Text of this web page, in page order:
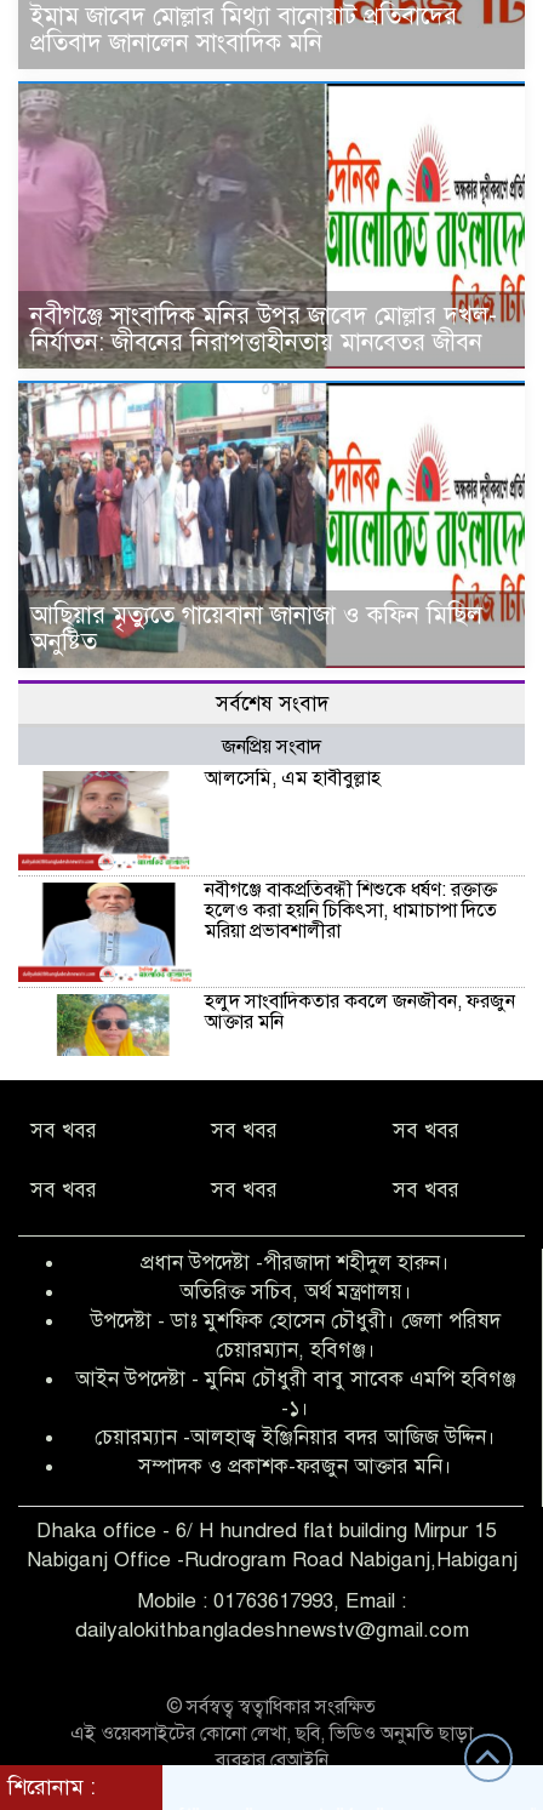
ইমাম জাবেদ মোল্লার মিথ্যা বানোয়াট প্রতিবাদের
প্রতিবাদ জানালেন সাংবাদিক মনি
নবীগঞ্জে সাংবাদিক মনির উপর জাবেদ মোল্লার দখল-
নির্যাতন: জীবনের নিরাপত্তাহীনতায় মানবেতর জীবন
আ‌ছিয়ার মৃত‌্যু‌তে গা‌য়েব‌ানা জানাজা ও ক‌ফিন মি‌ছিল
অনু‌ষ্টিত
সর্বশেষ সংবাদ
জনপ্রিয় সংবাদ
আলসেমি, এম হাবীবুল্লাহ
নবীগঞ্জে বাকপ্রতিবন্ধী শিশুকে ধর্ষণ: রক্তাক্ত
হলেও করা হয়নি চিকিৎসা, ধামাচাপা দিতে
মরিয়া প্রভাবশালীরা
হলুদ সাংবাদিকতার কবলে জনজীবন, ফরজুন
আক্তার মনি
কিবরিয়া
বৃত্তি পরীক্ষার সুযোগ করে দিলেন প্রধান শিক্ষক
ফারুক মাস্টার
আব্দুল হক তালুকদার ফাউন্ডেশন মানবতার
শিকড় ছুঁই ছুঁই,ফরজুন আক্তার মনি
সিলেট রেঞ্জের শ্রেষ্ঠ ওসি নির্বাচিত হলেন
নবীগঞ্জ থানার ওসি মোনায়েম
‎নবীগঞ্জে এক সাজাপ্রাপ্ত পলাতক আসামি
শিশু ধর্ষণের অভিযোগে অভিযুক্ত গ্রেফতার ১
সব খবর সব খবর সব খবর
সব খবর সব খবর সব খবর
প্রধান উপদেষ্টা -পীরজাদা শহীদুল হারুন।
অতিরিক্ত সচিব, অর্থ মন্ত্রণালয়।
উপদেষ্টা - ডাঃ মুশফিক হোসেন চৌধুরী। জেলা পরিষদ
চেয়ারম্যান, হবিগঞ্জ।
আইন উপদেষ্টা - মুনিম চৌধুরী বাবু সাবেক এমপি হবিগঞ্জ
-১।
চেয়ারম্যান -আলহাজ্ব ইঞ্জিনিয়ার বদর আজিজ উদ্দিন।
সম্পাদক ও প্রকাশক-ফরজুন আক্তার মনি।
Dhaka office - 6/ H hundred flat building Mirpur 15
Nabiganj Office -Rudrogram Road Nabiganj,Habiganj
Mobile : 01763617993, Email :
dailyalokithbangladeshnewstv@gmail.com
শিরোনাম :
© সর্বস্বত্ব স্বত্বাধিকার সংরক্ষিত
এই ওয়েবসাইটের কোনো লেখা, ছবি, ভিডিও অনুমতি ছাড়া
ব্যবহার বেআইনি